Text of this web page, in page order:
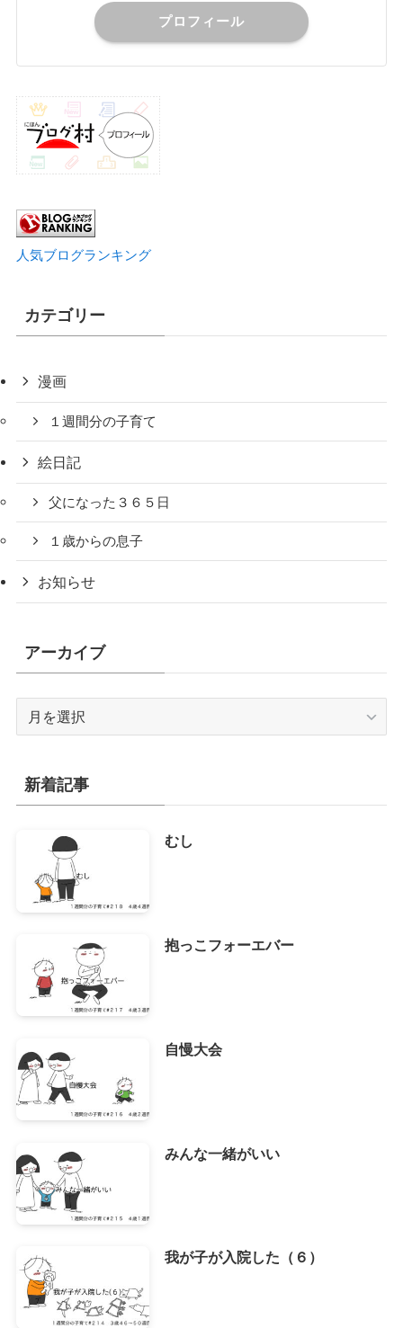
プロフィール
人気ブログランキング
カテゴリー
漫画
１週間分の子育て
絵日記
父になった３６５日
１歳からの息子
お知らせ
アーカイブ
イ
ブ
新着記事
むし
抱っこフォーエバー
自慢大会
みんな一緒がいい
我が子が入院した（６）